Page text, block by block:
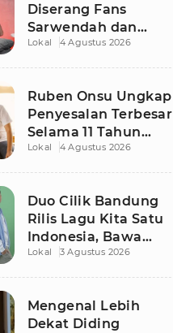
Diserang Fans
Sarwendah dan
Ruben Onsu Usai
Lokal 4 Agustus 2026
Ruben Onsu Ungkap
Penyesalan Terbesar
Selama 11 Tahun
Nikahi Sarwendah
Lokal 4 Agustus 2026
Duo Cilik Bandung
Rilis Lagu Kita Satu
Indonesia, Bawa
Pesan Persatuan
Lokal 3 Agustus 2026
Mengenal Lebih
Dekat Diding